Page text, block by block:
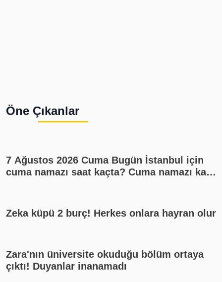
Öne Çıkanlar
7 Ağustos 2026 Cuma Bugün İstanbul için
cuma namazı saat kaçta? Cuma namazı kaç
Zeka küpü 2 burç! Herkes onlara hayran olur
Zara'nın üniversite okuduğu bölüm ortaya
çıktı! Duyanlar inanamadı